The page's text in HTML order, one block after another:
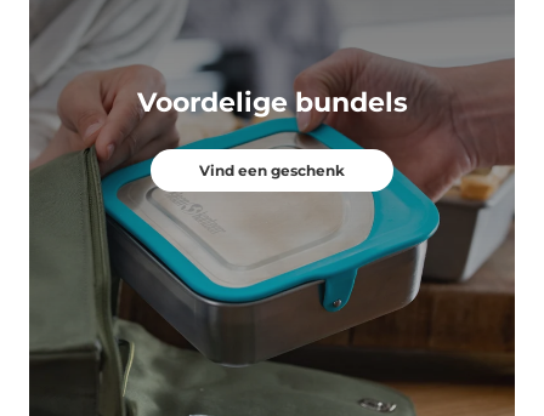
Voordelige bundels
Vind een geschenk